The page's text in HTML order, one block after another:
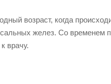
возраст, когда
желез. Со временем
врачу.